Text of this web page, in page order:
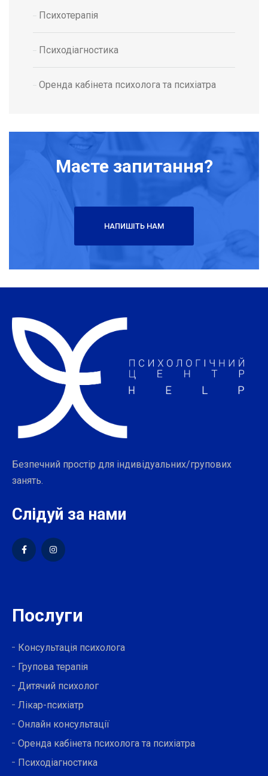
Психотерапія
Психодіагностика
Оренда кабінета психолога та психіатра
Маєте запитання?
НАПИШІТЬ НАМ
Безпечний простір для індивідуальних/групових
занять.
Слідуй за нами
Послуги
Консультація психолога
Групова терапія
Дитячий психолог
Лікар-психіатр
Онлайн консультації
Оренда кабінета психолога та психіатра
Психодіагностика